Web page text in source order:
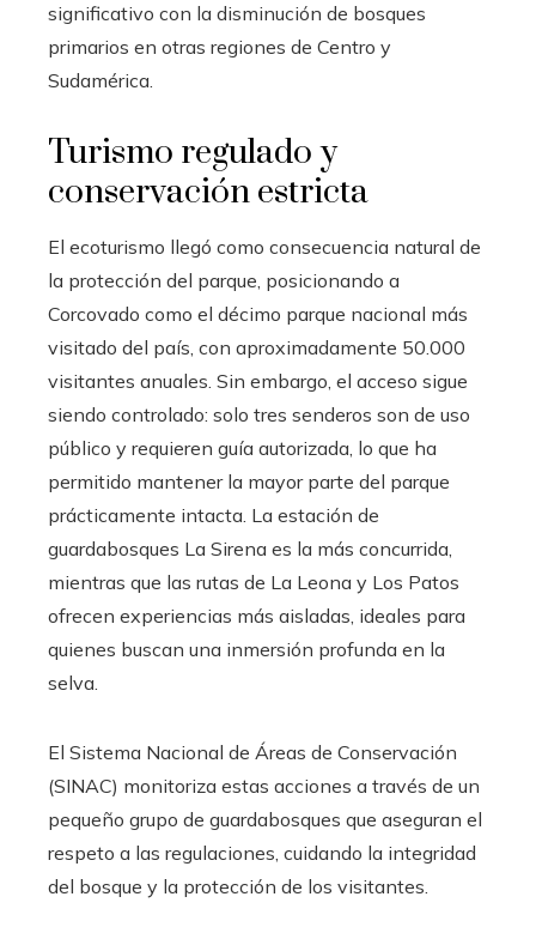
significativo con la disminución de bosques
primarios en otras regiones de Centro y
Sudamérica.
Turismo regulado y
conservación estricta
El ecoturismo llegó como consecuencia natural de
la protección del parque, posicionando a
Corcovado como el décimo parque nacional más
visitado del país, con aproximadamente 50.000
visitantes anuales. Sin embargo, el acceso sigue
siendo controlado: solo tres senderos son de uso
público y requieren guía autorizada, lo que ha
permitido mantener la mayor parte del parque
prácticamente intacta. La estación de
guardabosques La Sirena es la más concurrida,
mientras que las rutas de La Leona y Los Patos
ofrecen experiencias más aisladas, ideales para
quienes buscan una inmersión profunda en la
selva.
El Sistema Nacional de Áreas de Conservación
(SINAC) monitoriza estas acciones a través de un
pequeño grupo de guardabosques que aseguran el
respeto a las regulaciones, cuidando la integridad
del bosque y la protección de los visitantes.